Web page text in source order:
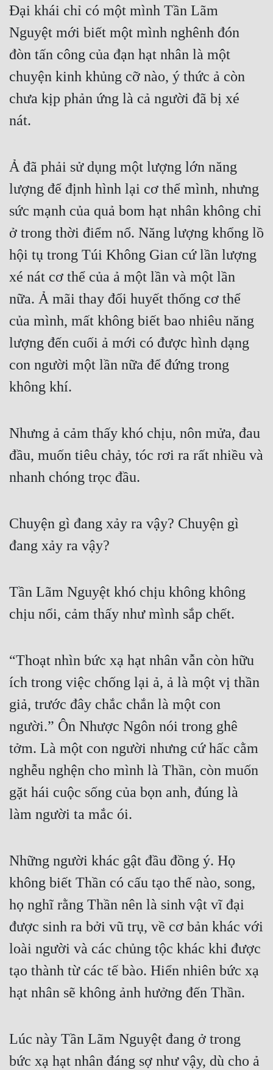
Cổ Đại
Du Hí
Dã Sử
Dị Giới
Dị Năng
Huyền Huyễn
Huyền Nghi
Huyền Ảo
Hài Hước
Hệ Thống
Học Đường
Khoa Huyễn
Khoa Huyễn Không Gian
Kỳ Huyễn
Kỳ Ảo
Làm Giàu
Lịch Sử
Mạt Thế
Mỹ Thực
Ngược
Phong Thủy - Tâm Linh
Phương Tây
Phản Phái
Quan Trường
Sảng Văn
Sắc
Sủng
Thanh Xuân
Tiểu Thuyết
Triều Đấu
Trùng Sinh
Đại khái chỉ có một mình Tần Lãm
Nguyệt mới biết một mình nghênh đón
đòn tấn công của đạn hạt nhân là một
chuyện kinh khủng cỡ nào, ý thức ả còn
chưa kịp phản ứng là cả người đã bị xé
nát.
Ả đã phải sử dụng một lượng lớn năng
lượng để định hình lại cơ thể mình, nhưng
sức mạnh của quả bom hạt nhân không chỉ
ở trong thời điểm nổ. Năng lượng khổng lồ
hội tụ trong Túi Không Gian cứ lần lượng
xé nát cơ thể của ả một lần và một lần
nữa. Ả mãi thay đổi huyết thống cơ thể
của mình, mất không biết bao nhiêu năng
lượng đến cuối ả mới có được hình dạng
con người một lần nữa để đứng trong
không khí.
Nhưng ả cảm thấy khó chịu, nôn mửa, đau
đầu, muốn tiêu chảy, tóc rơi ra rất nhiều và
nhanh chóng trọc đầu.
Chuyện gì đang xảy ra vậy? Chuyện gì
đang xảy ra vậy?
Tần Lãm Nguyệt khó chịu không không
chịu nổi, cảm thấy như mình sắp chết.
“Thoạt nhìn bức xạ hạt nhân vẫn còn hữu
ích trong việc chống lại ả, ả là một vị thần
giả, trước đây chắc chắn là một con
người.” Ôn Nhược Ngôn nói trong ghê
tởm. Là một con người nhưng cứ hấc cằm
nghễu nghện cho mình là Thần, còn muốn
gặt hái cuộc sống của bọn anh, đúng là
làm người ta mắc ói.
Những người khác gật đầu đồng ý. Họ
không biết Thần có cấu tạo thế nào, song,
họ nghĩ rằng Thần nên là sinh vật vĩ đại
được sinh ra bởi vũ trụ, về cơ bản khác với
loài người và các chủng tộc khác khi được
tạo thành từ các tế bào. Hiển nhiên bức xạ
hạt nhân sẽ không ảnh hưởng đến Thần.
Lúc này Tần Lãm Nguyệt đang ở trong
bức xạ hạt nhân đáng sợ như vậy, dù cho ả